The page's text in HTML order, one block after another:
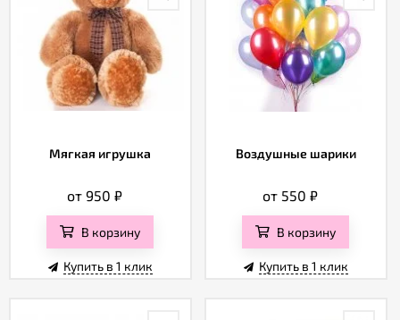
Мягкая игрушка
от 950₽
В корзину
Купить в 1 клик
Воздушные шарики
от 550₽
В корзину
Купить в 1 клик